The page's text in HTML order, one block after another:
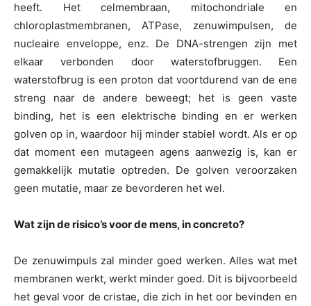
heeft. Het celmembraan, mitochondriale en
chloroplastmembranen, ATPase, zenuwimpulsen, de
nucleaire enveloppe, enz. De DNA-strengen zijn met
elkaar verbonden door waterstofbruggen. Een
waterstofbrug is een proton dat voortdurend van de ene
streng naar de andere beweegt; het is geen vaste
binding, het is een elektrische binding en er werken
golven op in, waardoor hij minder stabiel wordt. Als er op
dat moment een mutageen agens aanwezig is, kan er
gemakkelijk mutatie optreden. De golven veroorzaken
geen mutatie, maar ze bevorderen het wel.
Wat zijn de risico’s voor de mens, in concreto?
De zenuwimpuls zal minder goed werken. Alles wat met
membranen werkt, werkt minder goed. Dit is bijvoorbeeld
het geval voor de cristae, die zich in het oor bevinden en